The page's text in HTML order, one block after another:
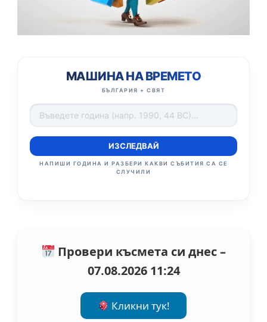
МАШИНА НА ВРЕМЕТО
БЪЛГАРИЯ + СВЯТ
ИЗСЛЕДВАЙ
НАПИШИ ГОДИНА И РАЗБЕРИ КАКВИ СЪБИТИЯ СА СЕ
СЛУЧИЛИ
Провери късмета си днес –
07.08.2026 11:24
Кликни тук!